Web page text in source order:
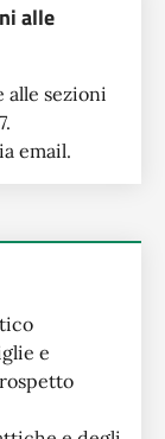
alle
alle sezioni
email.
e